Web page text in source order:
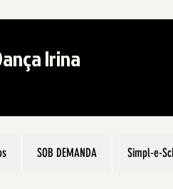
Irina
SOB DEMANDA Simpl-e-